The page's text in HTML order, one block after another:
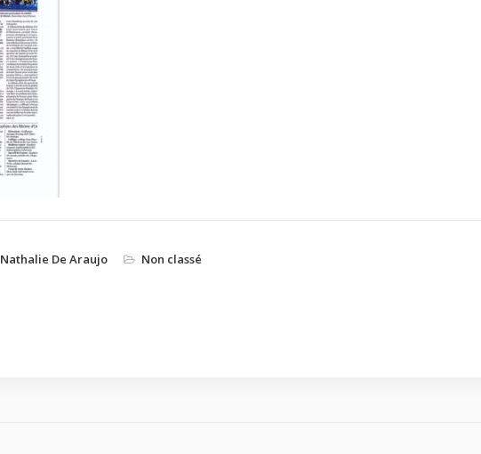
Nathalie De Araujo Non classé